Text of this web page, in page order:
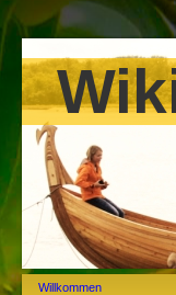
Willkommen